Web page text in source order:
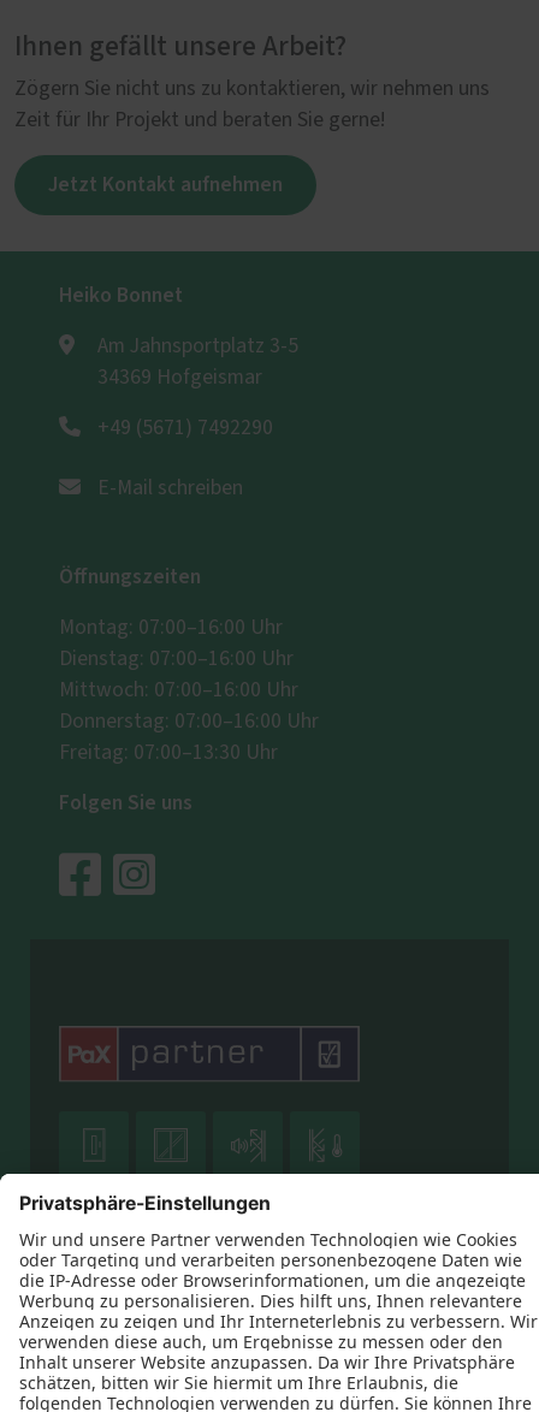
Ihnen gefällt unsere Arbeit?
Zögern Sie nicht uns zu kontaktieren, wir nehmen uns
Zeit für Ihr Projekt und beraten Sie gerne!
Jetzt Kontakt aufnehmen
Heiko Bonnet
Am Jahnsportplatz 3-5
34369 Hofgeismar
+49 (5671) 7492290
E-Mail schreiben
Öffnungszeiten
Montag: 07:00–16:00 Uhr
Dienstag: 07:00–16:00 Uhr
Mittwoch: 07:00–16:00 Uhr
Donnerstag: 07:00–16:00 Uhr
Freitag: 07:00–13:30 Uhr
Folgen Sie uns
   

Datenschutz Impressum
Kontakt